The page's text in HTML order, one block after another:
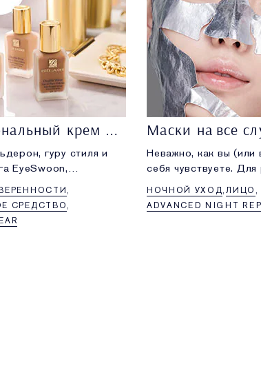
Один тональный крем — пять новых образов
гуру стиля и
EyeSwoon,
что можно создавать
количество
имея лишь
средство. В этой
СРЕДСТВО
Неважно, как вы (или
себя чувствуете.
любой проблемы есть
НОЧНОЙ УХОД ЛИЦО
ADVANCED NIGHT